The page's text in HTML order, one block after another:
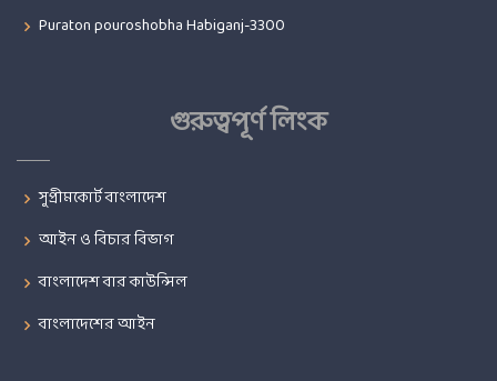
Puraton pouroshobha Habiganj-3300
গুরুত্বপূর্ণ লিংক
সুপ্রীমকোর্ট বাংলাদেশ
আইন ও বিচার বিভাগ
বাংলাদেশ বার কাউন্সিল
বাংলাদেশের আইন